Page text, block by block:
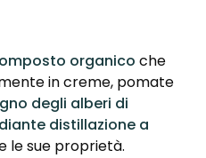
organico che
in creme, pomate
degli alberi di
distillazione a
le sue proprietà.